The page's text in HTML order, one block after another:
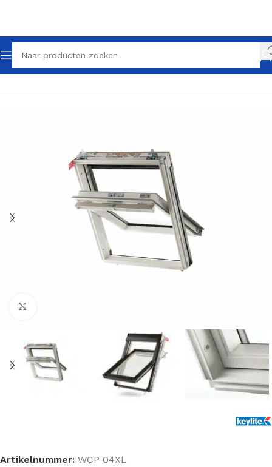
Home Dakramen Tuimelramen Wit gecoat Tuimelraam
Artikelnummer: WCP 04XL